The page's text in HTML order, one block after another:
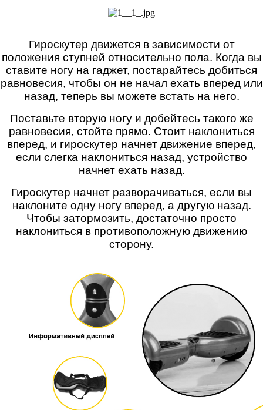
Гироскутер движется в зависимости от
положения ступней относительно пола. Когда вы
ставите ногу на гаджет, постарайтесь добиться
равновесия, чтобы он не начал ехать вперед или
назад, теперь вы можете встать на него.
Поставьте вторую ногу и добейтесь такого же
равновесия, стойте прямо. Стоит наклониться
вперед, и гироскутер начнет движение вперед,
если слегка наклониться назад, устройство
начнет ехать назад.
Гироскутер начнет разворачиваться, если вы
наклоните одну ногу вперед, а другую назад.
Чтобы затормозить, достаточно просто
наклониться в противоположную движению
сторону.